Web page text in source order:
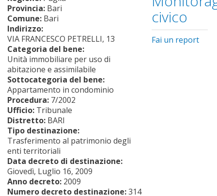
Provincia: Bari
Comune: Bari
Indirizzo:
VIA FRANCESCO PETRELLI, 13
Categoria del bene:
Unità immobiliare per uso di
abitazione e assimilabile
Sottocategoria del bene:
Appartamento in condominio
Procedura: 7/2002
Ufficio: Tribunale
Distretto: BARI
Tipo destinazione:
Trasferimento al patrimonio degli
enti territoriali
Data decreto di destinazione:
Giovedì, Luglio 16, 2009
Anno decreto: 2009
Numero decreto destinazione:314
civico
Fai un report